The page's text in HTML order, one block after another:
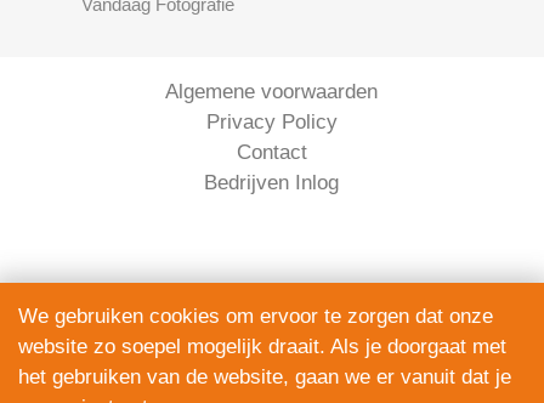
Algemene voorwaarden
Privacy Policy
Contact
Bedrijven Inlog
Serviceright Koeriers is onderdeel van
The Right Service B.V. | KVK 90914872
We gebruiken cookies om ervoor te zorgen dat onze
website zo soepel mogelijk draait. Als je doorgaat met
het gebruiken van de website, gaan we er vanuit dat je